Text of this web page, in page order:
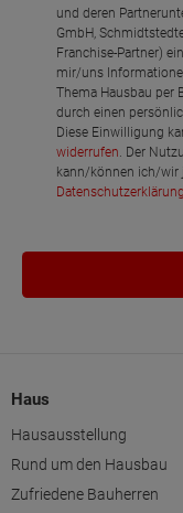
und deren
GmbH,
Franchise-Partner)
mir/uns
Thema Hausbau per
durch einen
Diese Einwilligung
widerrufen. Der
kann/können ich/wir
Datenschutzerklärung
Haus
Hausausstellung
Rund um den Hausbau
Zufriedene Bauherren